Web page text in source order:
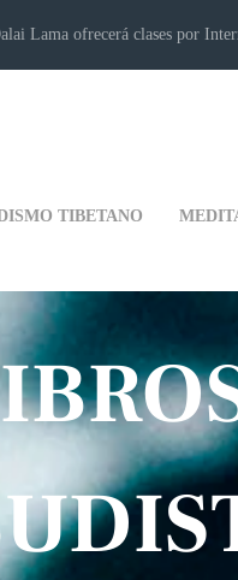
Lama ofrecerá clases por
TIBETANO